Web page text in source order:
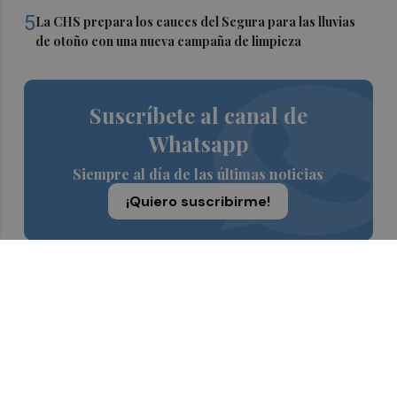
5La CHS prepara los cauces del Segura para las lluvias
de otoño con una nueva campaña de limpieza
Suscríbete al canal de
Whatsapp
Siempre al día de las últimas noticias
¡Quiero suscribirme!